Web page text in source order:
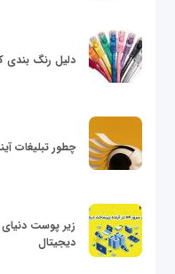
دلیل رنگ بندی
چطور تبلیغات
دیجیتال